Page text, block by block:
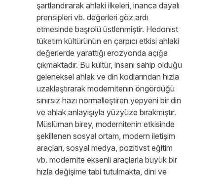
şartlandırarak ahlaki ilkeleri, inanca dayalı
prensipleri vb. değerleri göz ardı
etmesinde başrolü üstlenmiştir. Hedonist
tüketim kültürünün en çarpıcı etkisi ahlaki
değerlerde yarattığı erozyonda açığa
çıkmaktadır. Bu kültür, insanı sahip olduğu
geleneksel ahlak ve din kodlarından hızla
uzaklaştırarak modernitenin öngördüğü
sınırsız hazı normalleştiren yepyeni bir din
ve ahlak anlayışıyla yüzyüze bırakmıştır.
Müslüman birey, modernitenin etkisinde
şekillenen sosyal ortam, modern iletişim
araçları, sosyal medya, pozitivst eğitim
vb. modernite eksenli araçlarla büyük bir
hızla değişime tabi tutulmakta, dini ve